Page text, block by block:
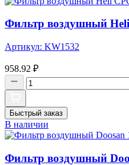
Фильтр воздушный
Артикул: KW1532
958.92 ₽
Быстрый заказ
В наличии
Фильтр воздушный